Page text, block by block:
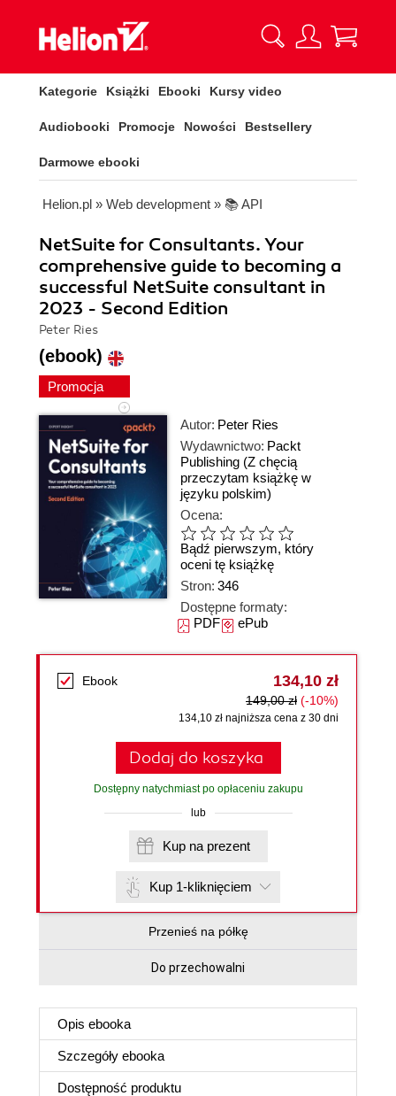
Kategorie Książki Ebooki Kursy video
Audiobooki Promocje Nowości Bestsellery
Darmowe ebooki
Helion.pl » Web development » 📚 API
NetSuite for Consultants. Your
comprehensive guide to becoming a
successful NetSuite consultant in
2023 - Second Edition
Peter Ries
(ebook)
Promocja
Autor: Peter Ries
Wydawnictwo: Packt
Publishing (Z chęcią
przeczytam książkę w
języku polskim)
Ocena:
Bądź pierwszym, który
oceni tę książkę
Stron: 346
Dostępne formaty:
PDFePub
Ebook 134,10 zł
149,00 zł (-10%)
134,10 zł najniższa cena z 30 dni
Dodaj do koszyka
Dostępny natychmiast po opłaceniu zakupu
lub
Kup na prezent
Kup 1-kliknięciem
Przenieś na półkę
Do przechowalni
Opis ebooka
Szczegóły ebooka
Dostępność produktu